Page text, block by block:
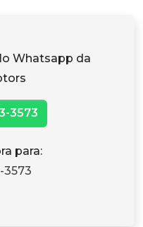
Whatsapp da
3573
para:
3573